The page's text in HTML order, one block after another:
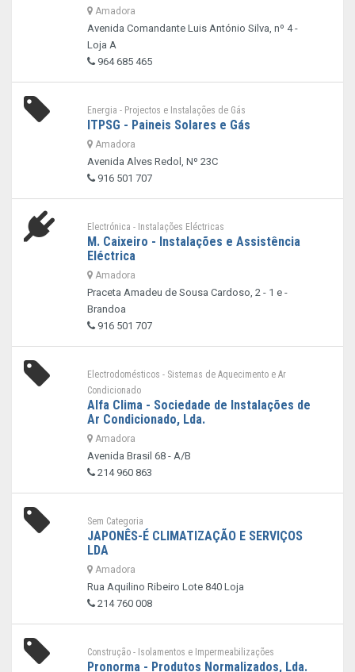
Amadora
Avenida Comandante Luis António Silva, nº 4 -
Loja A
964 685 465
Energia - Projectos e Instalações de Gás
ITPSG - Paineis Solares e Gás
Amadora
Avenida Alves Redol, Nº 23C
916 501 707
Electrónica - Instalações Eléctricas
M. Caixeiro - Instalações e Assistência
Eléctrica
Amadora
Praceta Amadeu de Sousa Cardoso, 2 - 1 e -
Brandoa
916 501 707
Electrodomésticos - Sistemas de Aquecimento e Ar
Condicionado
Alfa Clima - Sociedade de Instalações de
Ar Condicionado, Lda.
Amadora
Avenida Brasil 68 - A/B
214 960 863
Sem Categoria
JAPONÊS-É CLIMATIZAÇÃO E SERVIÇOS
LDA
Amadora
Rua Aquilino Ribeiro Lote 840 Loja
214 760 008
Construção - Isolamentos e Impermeabilizações
Pronorma - Produtos Normalizados, Lda.